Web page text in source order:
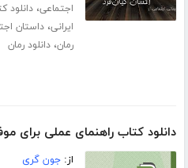
اجتماعی،دانلود
ایرانی،داستان
رمان،دانلود رمان
دانلود کتاب راهنمای عملی
از:جون گری